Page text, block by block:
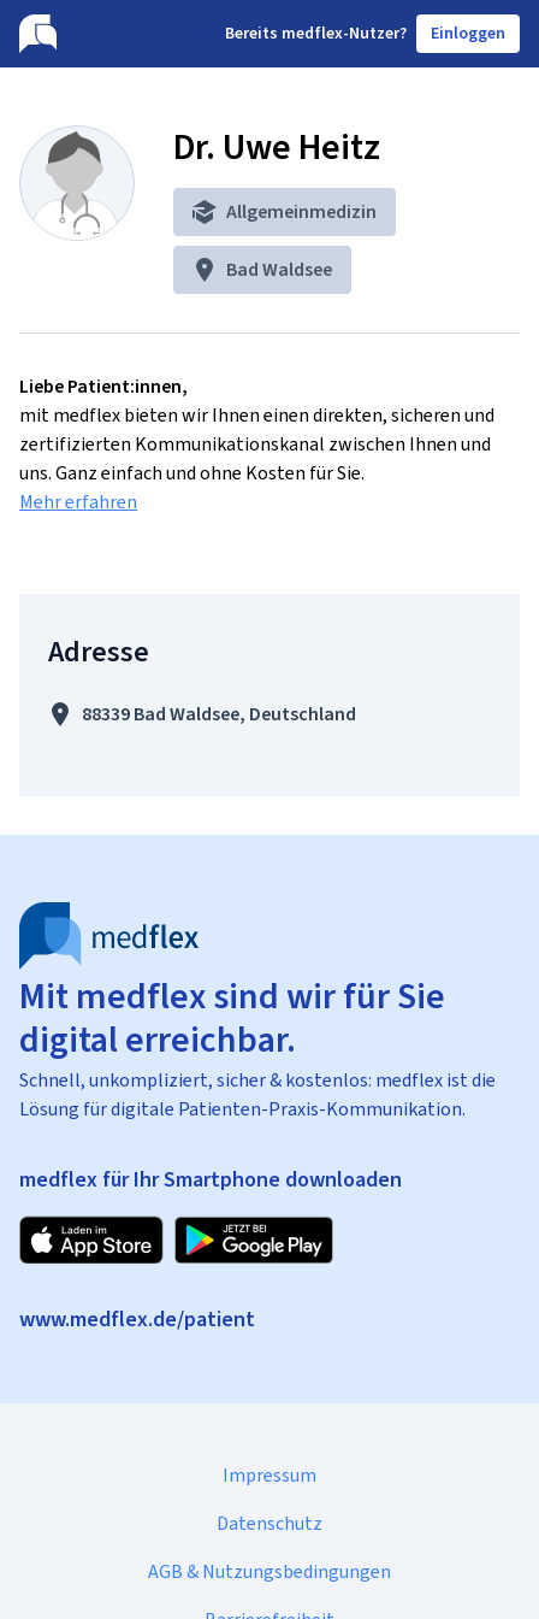
Bereits medflex-Nutzer? Einloggen
Dr. Uwe Heitz
Allgemeinmedizin
Bad Waldsee
Liebe Patient:innen,
mit medflex bieten wir Ihnen einen direkten, sicheren und
zertifizierten Kommunikationskanal zwischen Ihnen und
uns. Ganz einfach und ohne Kosten für Sie.
Mehr erfahren
Adresse
88339 Bad Waldsee, Deutschland
Mit medflex sind wir für Sie
digital erreichbar.
Schnell, unkompliziert, sicher & kostenlos: medflex ist die
Lösung für digitale Patienten-Praxis-Kommunikation.
medflex für Ihr Smartphone downloaden
www.medflex.de/patient
Impressum
Datenschutz
AGB & Nutzungsbedingungen